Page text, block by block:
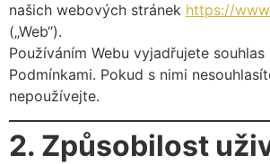
našich webových stránek https://
(„Web“).
Používáním Webu vyjadřujete
Podmínkami. Pokud s nimi
nepoužívejte.
2. Způsobilost